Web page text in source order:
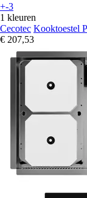
+-3
1 kleuren
Cecotec Kooktoestel
€ 207,53